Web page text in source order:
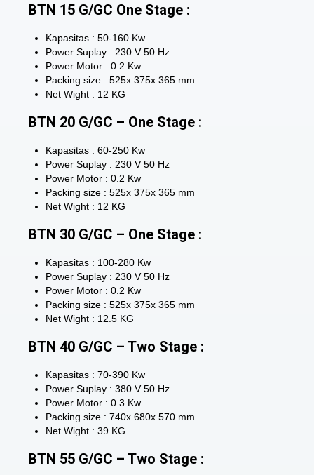
BTN 15 G/GC One Stage :
Kapasitas : 50-160 Kw
Power Suplay : 230 V 50 Hz
Power Motor : 0.2 Kw
Packing size : 525x 375x 365 mm
Net Wight : 12 KG
BTN 20 G/GC – One Stage :
Kapasitas : 60-250 Kw
Power Suplay : 230 V 50 Hz
Power Motor : 0.2 Kw
Packing size : 525x 375x 365 mm
Net Wight : 12 KG
BTN 30 G/GC – One Stage :
Kapasitas : 100-280 Kw
Power Suplay : 230 V 50 Hz
Power Motor : 0.2 Kw
Packing size : 525x 375x 365 mm
Net Wight : 12.5 KG
BTN 40 G/GC – Two Stage :
Kapasitas : 70-390 Kw
Power Suplay : 380 V 50 Hz
Power Motor : 0.3 Kw
Packing size : 740x 680x 570 mm
Net Wight : 39 KG
BTN 55 G/GC – Two Stage :